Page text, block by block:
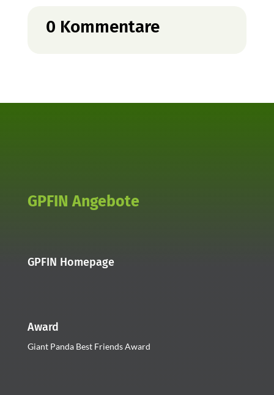
0 Kommentare
GPFIN Angebote
GPFIN Homepage
Award
Giant Panda Best Friends Award